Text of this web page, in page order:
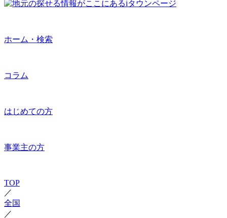
ホーム・検索
コラム
はじめての方
事業主の方
TOP
／
全国
／